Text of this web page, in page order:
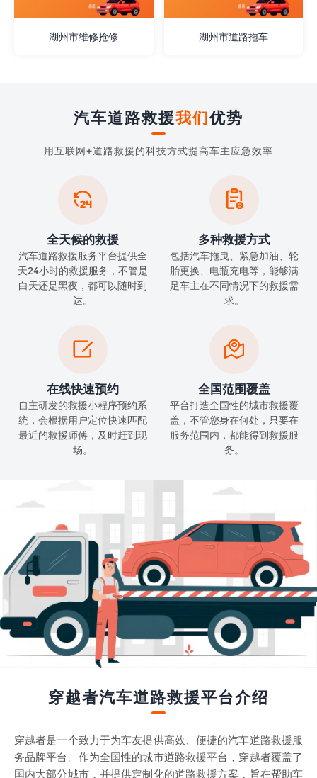
湖州市维修抢修 湖州市道路拖车
汽车道路救援我们优势
用互联网+道路救援的科技方式提高车主应急效率

全天候的救援
汽车道路救援服务平台提供全
天24小时的救援服务，不管是
白天还是黑夜，都可以随时到
达。

多种救援方式
包括汽车拖曳、紧急加油、轮
胎更换、电瓶充电等，能够满
足车主在不同情况下的救援需
求。

在线快速预约
自主研发的救援小程序预约系
统，会根据用户定位快速匹配
最近的救援师傅，及时赶到现
场。

全国范围覆盖
平台打造全国性的城市救援覆
盖，不管您身在何处，只要在
服务范围内，都能得到救援服
务。
穿越者汽车道路救援平台介绍
穿越者是一个致力于为车友提供高效、便捷的汽车道路救援服
务品牌平台。作为全国性的城市道路救援平台，穿越者覆盖了
国内大部分城市，并提供定制化的道路救援方案，旨在帮助车